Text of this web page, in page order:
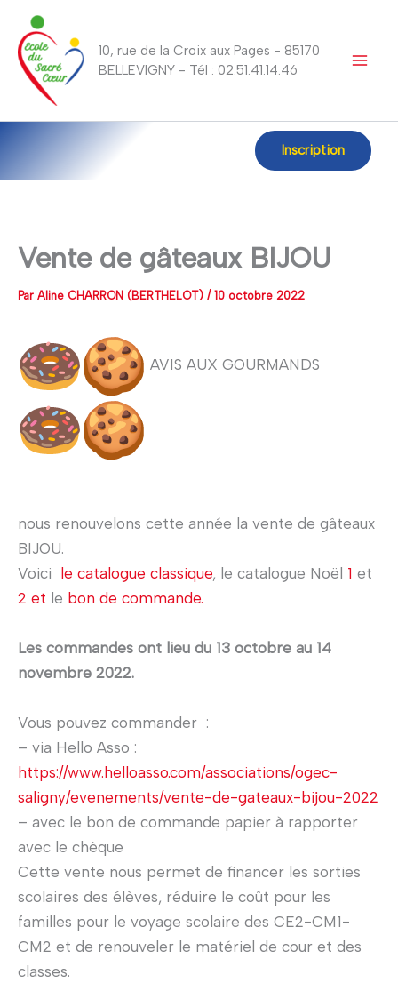
contenu
10, rue de la Croix aux Pages - 85170
BELLEVIGNY - Tél : 02.51.41.14.46
Inscription
Vente de gâteaux BIJOU
Par Aline CHARRON (BERTHELOT) / 10 octobre 2022
AVIS AUX GOURMANDS
nous renouvelons cette année la vente de gâteaux
BIJOU.
Voici
le catalogue classique, le catalogue Noël 1 et
2 et le bon de commande.
Les commandes ont lieu du 13 octobre au 14
novembre 2022.
Vous pouvez commander :
– via Hello Asso :
https://www.helloasso.com/associations/ogec-
saligny/evenements/vente-de-gateaux-bijou-2022
– avec le bon de commande papier à rapporter
avec le chèque
Cette vente nous permet de financer les sorties
scolaires des élèves, réduire le coût pour les
familles pour le voyage scolaire des CE2-CM1-
CM2 et de renouveler le matériel de cour et des
classes.